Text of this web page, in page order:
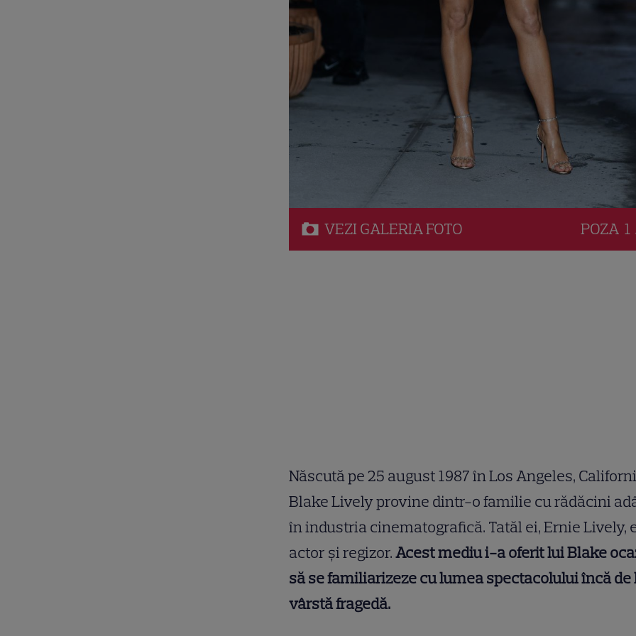
VEZI GALERIAFOTO POZA 1
Născută pe 25 august 1987 în Los Angeles,
Blake Lively provine dintr-o familie cu rădăcini
în industria cinematografică. Tatăl ei, Ernie Lively,
actor și regizor.Acest mediu i-a oferit lui Blake
să se familiarizeze cu lumea spectacolului încă de
vârstă fragedă.